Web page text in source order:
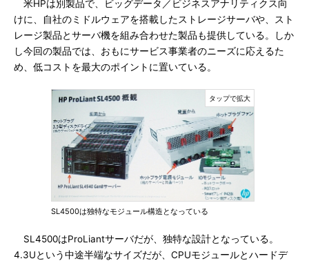
米HPは別製品で、ビッグデータ／ビジネスアナリティクス向
けに、自社のミドルウェアを搭載したストレージサーバや、スト
レージ製品とサーバ機を組み合わせた製品も提供している。しか
し今回の製品では、おもにサービス事業者のニーズに応えるた
め、低コストを最大のポイントに置いている。
SL4500は独特なモジュール構造となっている
SL4500はProLiantサーバだが、独特な設計となっている。
4.3Uという中途半端なサイズだが、CPUモジュールとハードデ